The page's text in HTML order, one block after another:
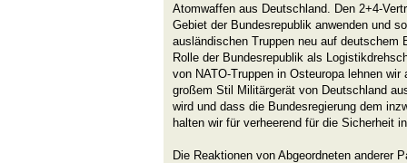
Atomwaffen aus Deutschland. Den 2+4-
Gebiet der Bundesrepublik anwenden und
ausländischen Truppen neu auf deutschem
Rolle der Bundesrepublik als
von NATO-Truppen in Osteuropa lehnen
großem Stil Militärgerät von Deutschland
wird und dass die Bundesregierung dem
halten wir für verheerend für die Sicherheit
Die Reaktionen von Abgeordneten anderer